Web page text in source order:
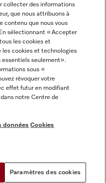
collecter des informations
que nous attribuons à
contenu que nous vous
sélectionnant « Accepter
les cookies et
cookies et technologies
essentiels seulement».
sous «
révoquer votre
effet futur en modifiant
notre Centre de
données Cookies
Paramètres des cookies